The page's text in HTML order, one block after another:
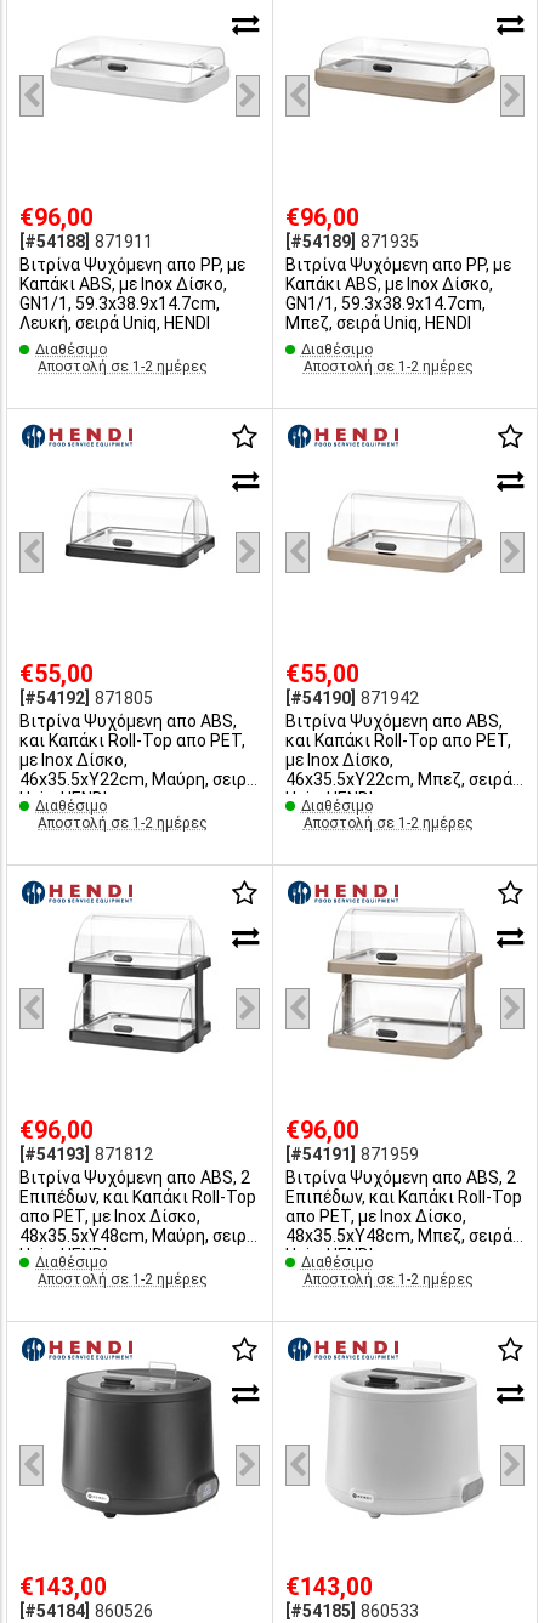
€96,00
[#54188] 871911
Βιτρίνα Ψυχόμενη απο PP, με
Καπάκι ABS, με Inox Δίσκο,
GN1/1, 59.3x38.9x14.7cm,
Λευκή, σειρά Uniq, HENDI
Διαθέσιμο
Αποστολή σε 1-2 ημέρες
€96,00
[#54189] 871935
Βιτρίνα Ψυχόμενη απο PP, με
Καπάκι ABS, με Inox Δίσκο,
GN1/1, 59.3x38.9x14.7cm,
Μπεζ, σειρά Uniq, HENDI
Διαθέσιμο
Αποστολή σε 1-2 ημέρες
€55,00
[#54192] 871805
Βιτρίνα Ψυχόμενη απο ABS,
και Kαπάκι Roll-Top απο PET,
με Inox Δίσκο,
46x35.5xY22cm, Μαύρη, σειρά
Uniq, HENDI
Διαθέσιμο
Αποστολή σε 1-2 ημέρες
€55,00
[#54190] 871942
Βιτρίνα Ψυχόμενη απο ABS,
και Kαπάκι Roll-Top απο PET,
με Inox Δίσκο,
46x35.5xY22cm, Μπεζ, σειρά
Uniq, HENDI
Διαθέσιμο
Αποστολή σε 1-2 ημέρες
€96,00
[#54193] 871812
Βιτρίνα Ψυχόμενη απο ABS, 2
Επιπέδων, και Καπάκι Roll-Top
απο PET, με Inox Δίσκο,
48x35.5xY48cm, Μαύρη, σειρά
Uniq, HENDI
Διαθέσιμο
Αποστολή σε 1-2 ημέρες
€96,00
[#54191]
871959
Βιτρίνα Ψυχόμενη απο ABS, 2
Επιπέδων, και Καπάκι Roll-Top
απο PET, με Inox Δίσκο,
48x35.5xY48cm, Μπεζ, σειρά
Uniq, HENDI
Διαθέσιμο
Αποστολή σε 1-2 ημέρες
€143,00
[#54184] 860526
€143,00
[#54185] 860533